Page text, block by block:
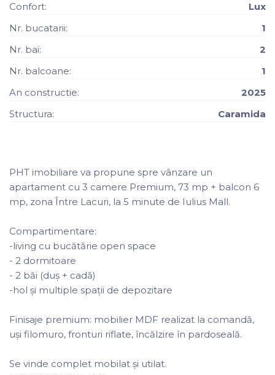
Confort:
Lux
Nr. bucatarii:
1
Nr. bai:
2
Nr. balcoane:
1
An constructie:
2025
Structura:
Caramida
PHT imobiliare va propune spre vânzare un
apartament cu 3 camere Premium, 73 mp + balcon 6
mp, zona Între Lacuri, la 5 minute de Iulius Mall.
Compartimentare:
-living cu bucătărie open space
- 2 dormitoare
- 2 băi (duș + cadă)
-hol și multiple spații de depozitare
Finisaje premium: mobilier MDF realizat la comandă,
uși filomuro, fronturi riflate, încălzire în pardoseală.
Se vinde complet mobilat și utilat.